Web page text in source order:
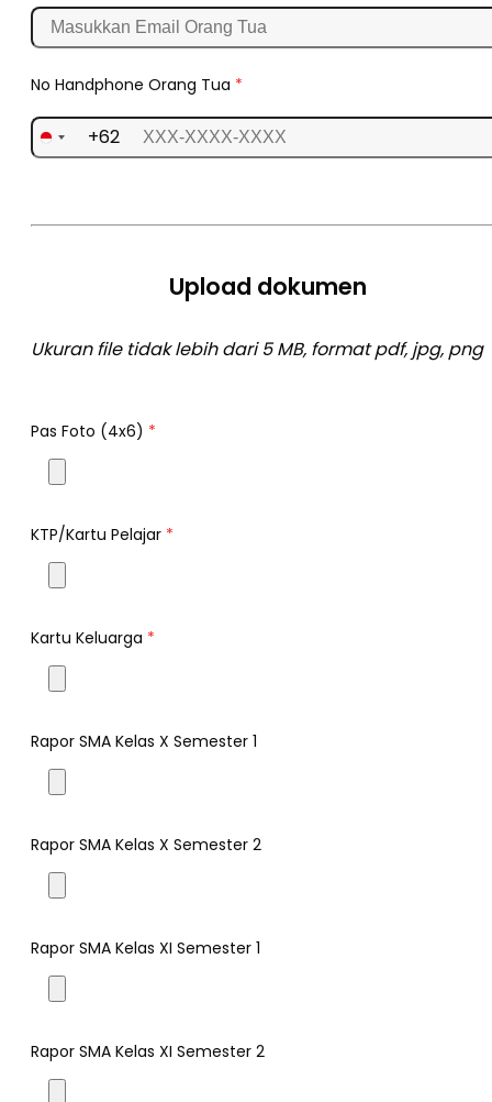
No Handphone Orang Tua *
+62
Upload dokumen
Ukuran file tidak lebih dari 5 MB, format pdf, jpg, png
Pas Foto (4x6) *
KTP/Kartu Pelajar *
Kartu Keluarga *
Rapor SMA Kelas X Semester 1
Rapor SMA Kelas X Semester 2
Rapor SMA Kelas XI Semester 1
Rapor SMA Kelas XI Semester 2